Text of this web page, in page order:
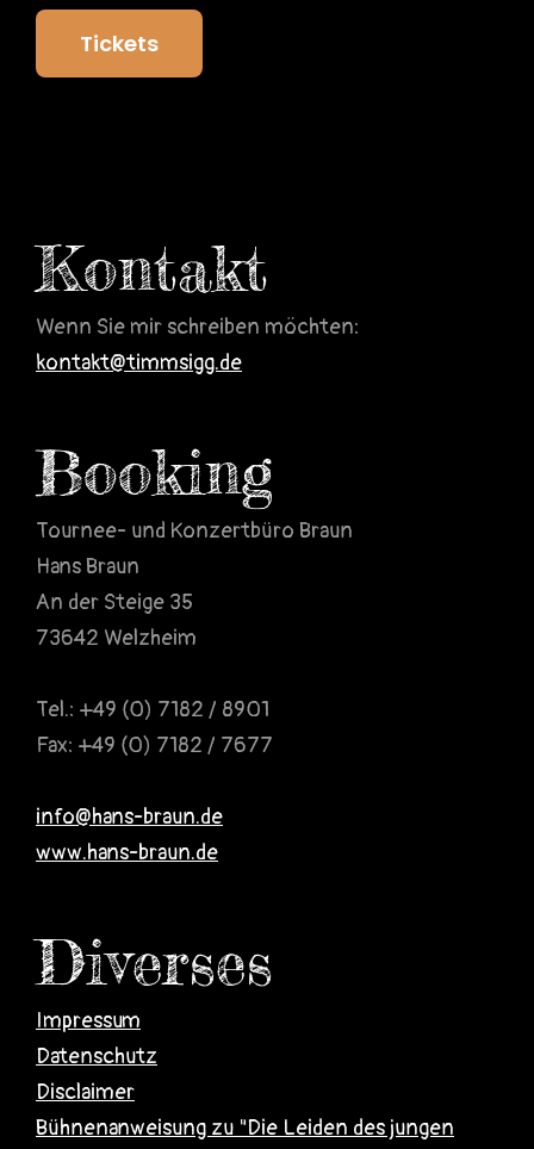
Tickets
Kontakt
Wenn Sie mir schreiben möchten:
kontakt@timmsigg.de
Booking
Tournee- und Konzertbüro Braun
Hans Braun
An der Steige 35
73642 Welzheim
Tel.: +49 (0) 7182 / 8901
Fax: +49 (0) 7182 / 7677
info@hans-braun.de
www.hans-braun.de
Diverses
Impressum
Datenschutz
Disclaimer
Bühnenanweisung zu "Die Leiden des jungen